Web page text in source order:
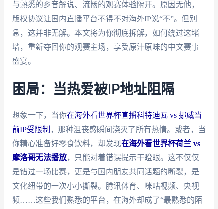
与熟悉的乡音解说、流畅的观赛体验隔开。原因无他，
版权协议让国内直播平台不得不对海外IP说“不”。但别
急，这并非无解。本文将为你彻底拆解，如何绕过这堵
墙，重新夺回你的观赛主场，享受原汁原味的中文赛事
盛宴。
困局：当热爱被IP地址阻隔
想象一下，当你在海外看世界杯直播科特迪瓦 vs 挪威当
前IP受限制 ，那种沮丧感瞬间浇灭了所有热情。或者，当
你精心准备好零食饮料，却发现在海外看世界杯荷兰 vs
摩洛哥无法播放，只能对着错误提示干瞪眼。这不仅仅
是错过一场比赛，更是与国内朋友共同话题的断裂，是
文化纽带的一次小小撕裂。腾讯体育、咪咕视频、央视
频……这些我们熟悉的平台，在海外却成了“最熟悉的陌